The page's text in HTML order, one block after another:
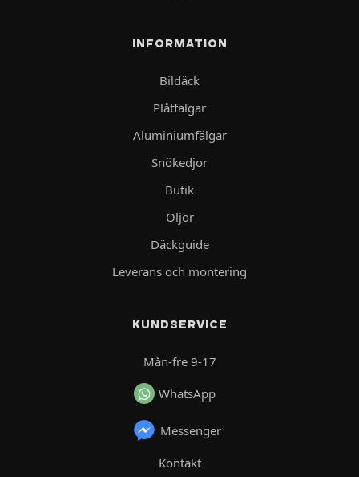
INFORMATION
Bildäck
Plåtfälgar
Aluminiumfälgar
Snökedjor
Butik
Oljor
Däckguide
Leverans och montering
KUNDSERVICE
Mån-fre 9-17
WhatsApp
Messenger
Kontakt